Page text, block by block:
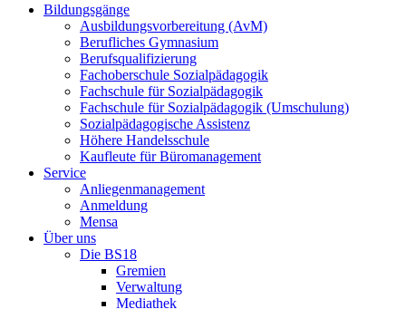
Bildungsgänge
Ausbildungsvorbereitung (AvM)
Berufliches Gymnasium
Berufsqualifizierung
Fachoberschule Sozialpädagogik
Fachschule für Sozialpädagogik
Fachschule für Sozialpädagogik (Umschulung)
Sozialpädagogische Assistenz
Höhere Handelsschule
Kaufleute für Büromanagement
Service
Anliegenmanagement
Anmeldung
Mensa
Über uns
Die BS18
Gremien
Verwaltung
Mediathek